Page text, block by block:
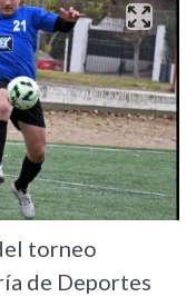
torneo
de Deportes